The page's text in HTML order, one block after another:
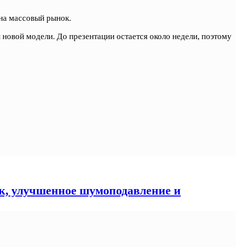
массовый рынок.
модели. До презентации остается около недели, поэтому
улучшенное шумоподавление и